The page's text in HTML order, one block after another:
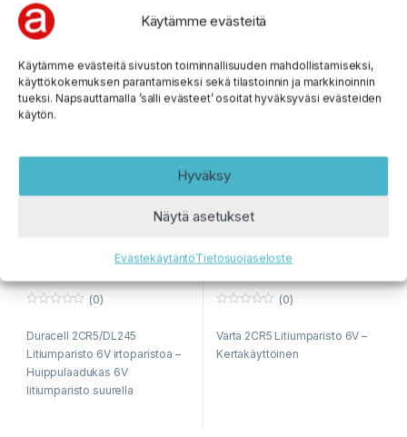
Käytämme evästeitä
Käytämme evästeitä sivuston toiminnallisuuden mahdollistamiseksi,
käyttökokemuksen parantamiseksi sekä tilastoinnin ja markkinoinnin
tueksi. Napsauttamalla ’salli evästeet’ osoitat hyväksyväsi evästeiden
käytön.
Hyväksy
Näytä asetukset
EvästekäytäntöTietosuojaseloste
litiumparisto suurella
kapasiteetilla – Tehty
Yhdysvalloissa –
Myymäläpaketoitu – Nopea
toimitus!
89 varastossa
6,45€ sis. ALV 25,5%
kapasiteetilla –
toimitus!
18 varastossa
7,75€ sis. ALV 25,5%
u
o
f
5
(0)
Duracell 2CR5/DL245
Litiumparisto 6V irtoparistoa –
Huippulaadukas 6V
litiumparisto suurella
u
o
(0)
Varta 2CR5 Litiumparisto 6V –
Kertakäyttöinen